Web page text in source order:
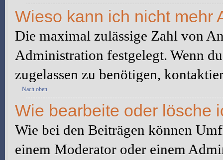
Wieso kann ich nicht mehr
Die maximal zulässige Zahl von
Administration festgelegt. Wenn
zugelassen zu benötigen,
Nach oben
Wie bearbeite oder lösche
Wie bei den Beiträgen können
einem Moderator oder einem